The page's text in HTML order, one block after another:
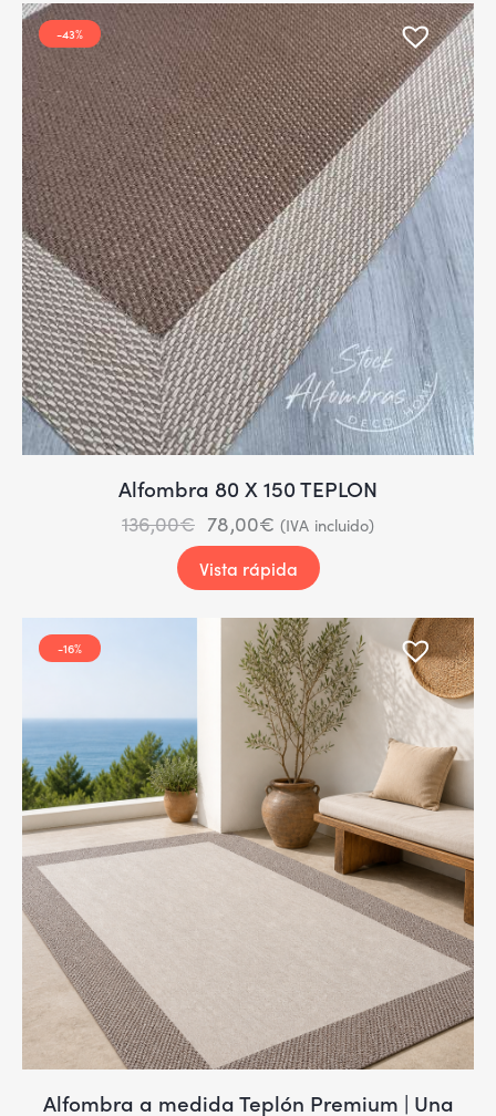
-43%
Alfombra 80 X 150 TEPLON
136,00€ 78,00€ (IVA incluido)
Vista rápida
-16%
Alfombra a medida Teplón Premium | Una